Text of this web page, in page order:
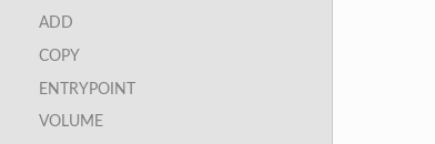
ADD
COPY
ENTRYPOINT
VOLUME